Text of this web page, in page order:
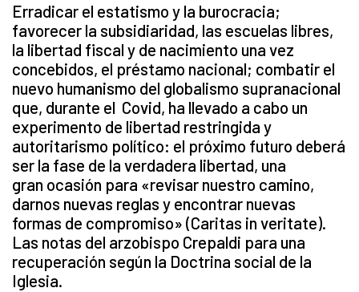
Erradicar el estatismo y la burocracia;
favorecer la subsidiaridad, las escuelas libres,
la libertad fiscal y de nacimiento una vez
concebidos, el préstamo nacional; combatir el
nuevo humanismo del globalismo supranacional
que, durante el Covid, ha llevado a cabo un
experimento de libertad restringida y
autoritarismo político: el próximo futuro deberá
ser la fase de la verdadera libertad, una
gran ocasión para «revisar nuestro camino,
darnos nuevas reglas y encontrar nuevas
formas de compromiso» (Caritas in veritate).
Las notas del arzobispo Crepaldi para una
recuperación según la Doctrina social de la
Iglesia.